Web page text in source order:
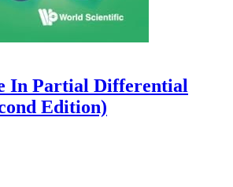
In Partial Differential
Edition)